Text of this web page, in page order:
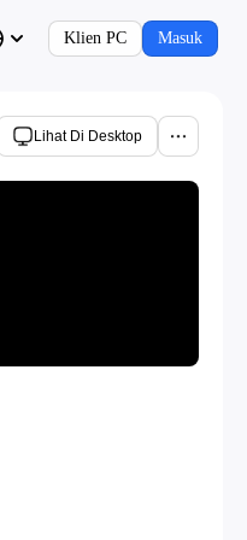
Klien PC Masuk
Lihat Di Desktop